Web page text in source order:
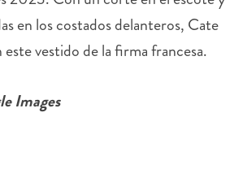
en los costados delanteros, Cate
vestido de la firma francesa.
Images